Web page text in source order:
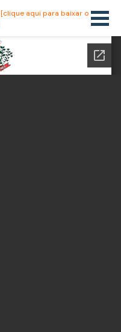
[clique aqui para baixar o